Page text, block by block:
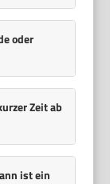
oder
Zeit ab
ist ein